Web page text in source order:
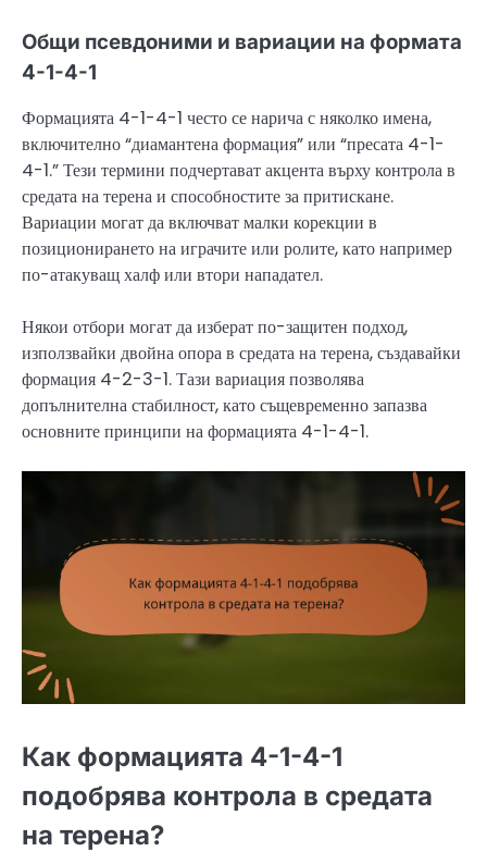
Общи псевдоними и вариации на формата
4-1-4-1
Формацията 4-1-4-1 често се нарича с няколко имена,
включително “диамантена формация” или “пресата 4-1-
4-1.” Тези термини подчертават акцента върху контрола в
средата на терена и способностите за притискане.
Вариации могат да включват малки корекции в
позиционирането на играчите или ролите, като например
по-атакуващ халф или втори нападател.
Някои отбори могат да изберат по-защитен подход,
използвайки двойна опора в средата на терена, създавайки
формация 4-2-3-1. Тази вариация позволява
допълнителна стабилност, като същевременно запазва
основните принципи на формацията 4-1-4-1.
Как формацията 4-1-4-1
подобрява контрола в средата
на терена?